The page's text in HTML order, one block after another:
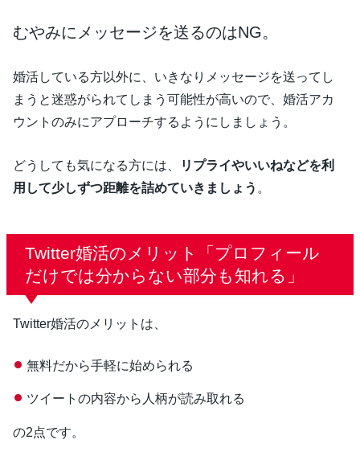
むやみにメッセージを送るのはNG。
婚活している方以外に、いきなりメッセージを送ってし
まうと迷惑がられてしまう可能性が高いので、婚活アカ
ウントのみにアプローチするようにしましょう。
どうしても気になる方には、
リプライやいいねなどを利
用して少しずつ距離を詰めていきましょう 。
Twitter婚活のメリット「プロフィール
だけでは分からない部分も知れる」
Twitter婚活のメリットは、
無料だから手軽に始められる
ツイートの内容から人柄が読み取れる
の2点です。